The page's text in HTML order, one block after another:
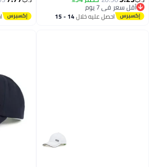
4
شارع عارضة، لون وردي ناعم
أقل سعر في 7 يوم
أقل سعر في 7 يوماحصل عليه خلال 14 - 15